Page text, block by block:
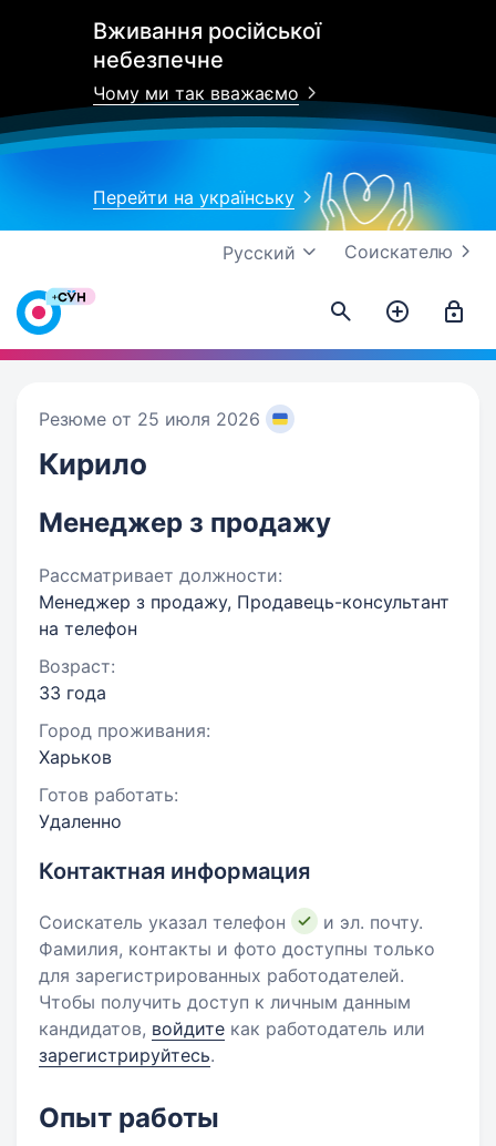
Вживання російської
небезпечне
Чому ми так вважаємо
Перейти на українську
Соискателю
Русский
Резюме от 25 июля 2026
Кирило
Менеджер з продажу
Рассматривает должности:
Менеджер з продажу, Продавець-консультант
на телефон
Возраст:
33 года
Город проживания:
Харьков
Готов работать:
Удаленно
Контактная информация
Соискатель указал телефон
и эл. почту.
Фамилия, контакты и фото доступны только
для зарегистрированных работодателей.
Чтобы получить доступ к личным данным
кандидатов, войдите как работодатель или
зарегистрируйтесь.
Опыт работы